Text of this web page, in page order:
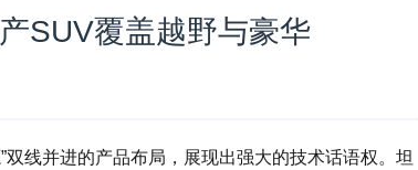
SUV覆盖越野与豪华
线并进的产品布局，展现出强大的技术话语权。坦